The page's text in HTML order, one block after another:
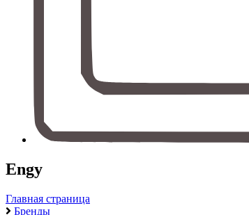
Engy
Главная страница
Бренды